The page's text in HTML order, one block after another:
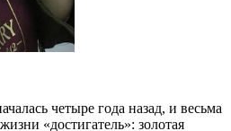
четыре года назад, и весьма
«достигатель»: золотая